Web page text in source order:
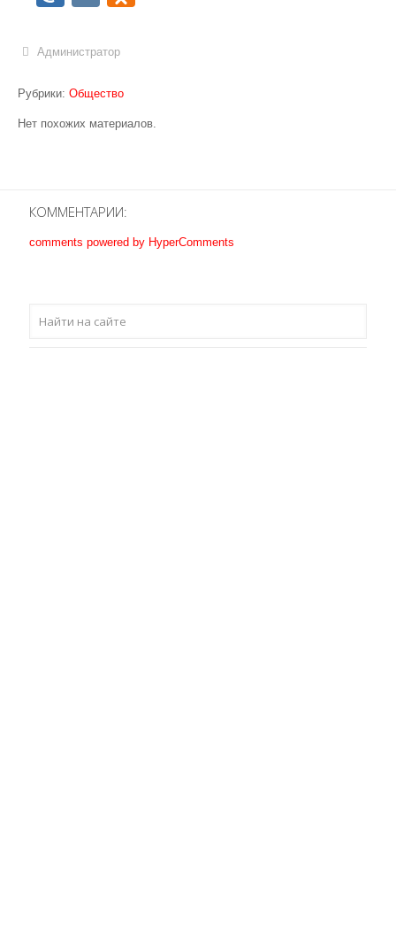
Администратор
Рубрики: Общество
Нет похожих материалов.
КОММЕНТАРИИ:
comments powered by HyperComments